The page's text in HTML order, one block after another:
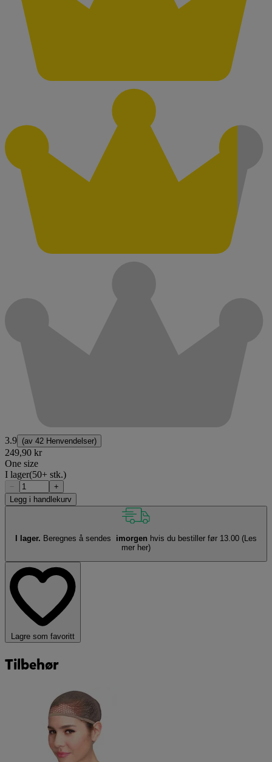
3.9 (av 42 Henvendelser)
249,90 kr
One size
I lager(50+ stk.)
−
+
Legg i handlekurv
I lager. Beregnes å sendes imorgen hvis du bestiller før 13.00 (Les
mer her)
Lagre som favoritt
Tilbehør